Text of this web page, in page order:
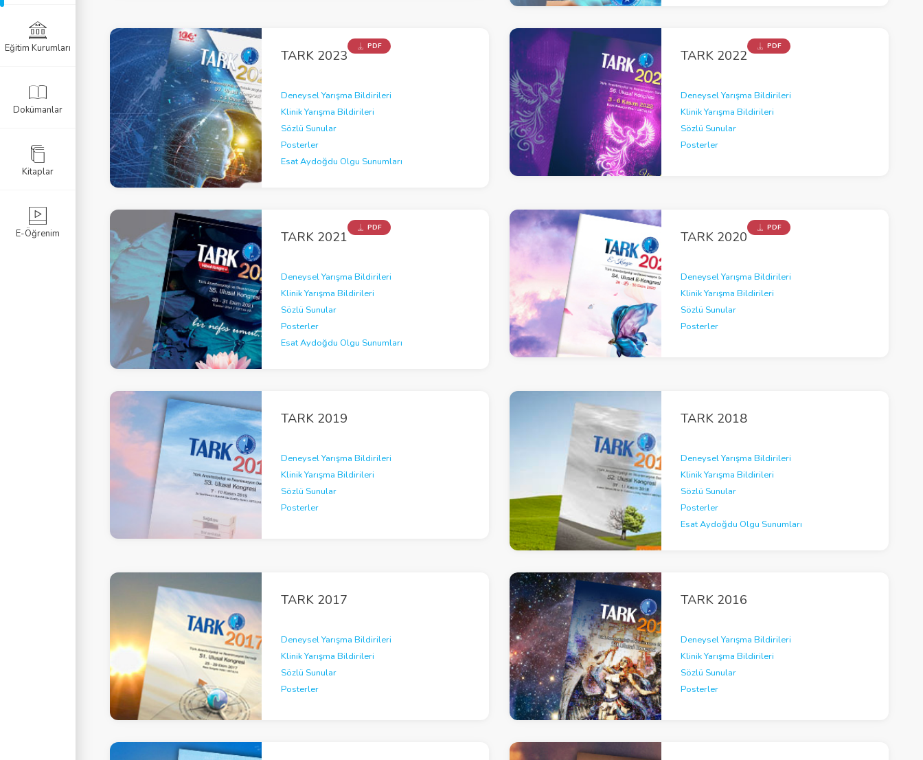
TARK 2023
PDF
Deneysel Yarışma Bildirileri
Klinik Yarışma Bildirileri
Sözlü Sunular
Posterler
Esat Aydoğdu Olgu Sunumları
TARK 2022
PDF
Deneysel Yarışma Bildirileri
Klinik Yarışma Bildirileri
Sözlü Sunular
Posterler
TARK 2021
PDF
Deneysel Yarışma Bildirileri
Klinik Yarışma Bildirileri
Sözlü Sunular
Posterler
Esat Aydoğdu Olgu Sunumları
TARK 2020
PDF
Deneysel Yarışma Bildirileri
Klinik Yarışma Bildirileri
Sözlü Sunular
Posterler
TARK 2019
Deneysel Yarışma Bildirileri
Klinik Yarışma Bildirileri
Sözlü Sunular
Posterler
TARK 2018
Deneysel Yarışma Bildirileri
Klinik Yarışma Bildirileri
Sözlü Sunular
Posterler
Esat Aydoğdu Olgu Sunumları
TARK 2017
Deneysel Yarışma Bildirileri
Klinik Yarışma Bildirileri
Sözlü Sunular
Posterler
TARK 2016
Deneysel Yarışma Bildirileri
Klinik Yarışma Bildirileri
Sözlü Sunular
Posterler
Eğitim Kurumları
Dokümanlar
Kitaplar
E-Öğrenim
Programlar